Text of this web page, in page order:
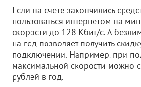
Если на счете закончились
пользоваться интернетом на
скорости до 128 Кбит/с. А
на год позволяет получить
подключении. Например, при
максимальной скорости можно
рублей в год.